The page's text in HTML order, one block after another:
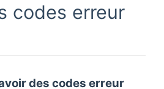
codes erreur
des codes erreur